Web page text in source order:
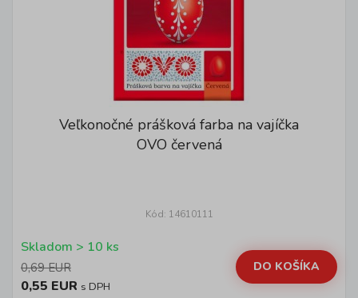
Veľkonočné prášková farba na vajíčka
OVO červená
Kód: 14610111
Skladom > 10 ks
0,69 EUR
0,55 EUR s DPH
DO KOŠÍKA